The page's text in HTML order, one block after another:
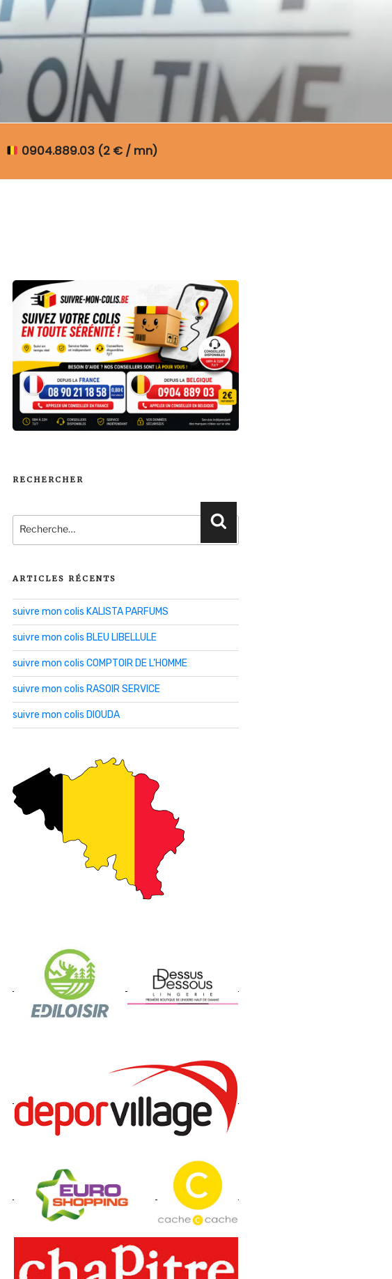
0904.889.03 (2 € / mn)
RECHERCHER
pour
:
Recherche
ARTICLES RÉCENTS
suivre mon colis KALISTA PARFUMS
suivre mon colis BLEU LIBELLULE
suivre mon colis COMPTOIR DE L’HOMME
suivre mon colis RASOIR SERVICE
suivre mon colis DIOUDA